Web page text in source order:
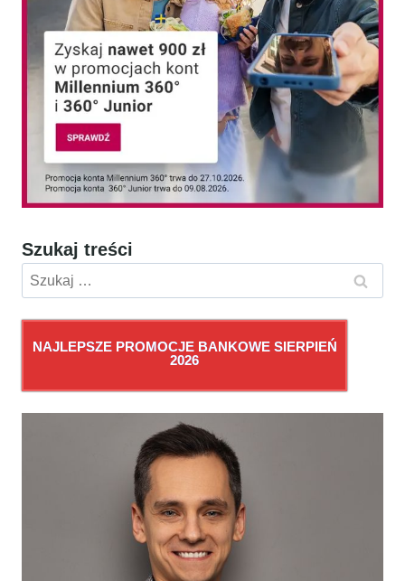
Szukaj treści
Szukaj:
NAJLEPSZE PROMOCJE BANKOWE SIERPIEŃ
2026